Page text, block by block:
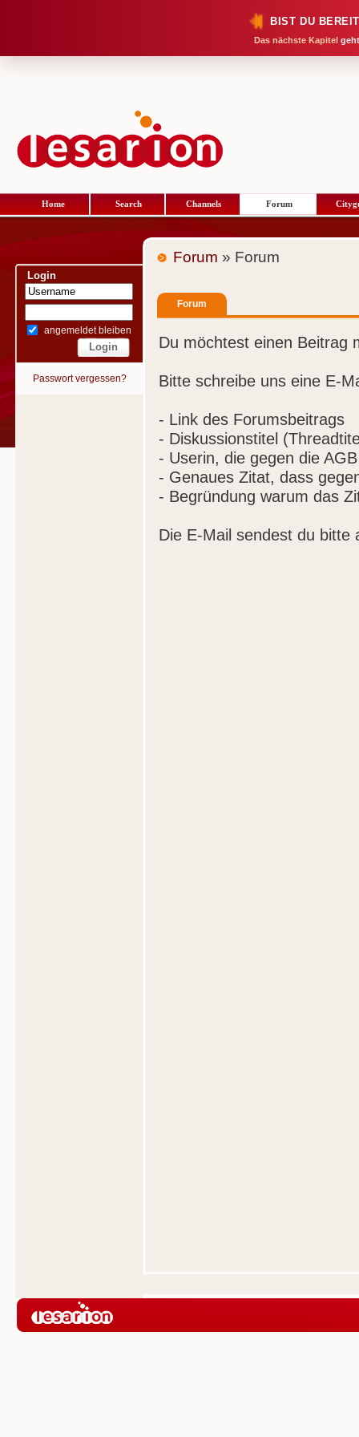
BIST DU
Das nächste Kapitel
Home Search Channels Forum
Login
angemeldet bleiben
Passwort vergessen?
Forum » Forum
Forum
Du möchtest einen Beitrag
Bitte schreibe uns eine E-
- Link des Forumsbeitrags
- Diskussionstitel
- Userin, die gegen die
- Genaues Zitat, dass
- Begründung warum das
Die E-Mail sendest du bitte